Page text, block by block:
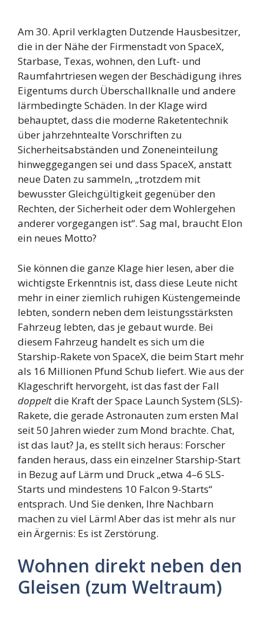
Am 30. April verklagten Dutzende Hausbesitzer,
die in der Nähe der Firmenstadt von SpaceX,
Starbase, Texas, wohnen, den Luft- und
Raumfahrtriesen wegen der Beschädigung ihres
Eigentums durch Überschallknalle und andere
lärmbedingte Schäden. In der Klage wird
behauptet, dass die moderne Raketentechnik
über jahrzehntealte Vorschriften zu
Sicherheitsabständen und Zoneneinteilung
hinweggegangen sei und dass SpaceX, anstatt
neue Daten zu sammeln, „trotzdem mit
bewusster Gleichgültigkeit gegenüber den
Rechten, der Sicherheit oder dem Wohlergehen
anderer vorgegangen ist“. Sag mal, braucht Elon
ein neues Motto?
Sie können die ganze Klage hier lesen, aber die
wichtigste Erkenntnis ist, dass diese Leute nicht
mehr in einer ziemlich ruhigen Küstengemeinde
lebten, sondern neben dem leistungsstärksten
Fahrzeug lebten, das je gebaut wurde. Bei
diesem Fahrzeug handelt es sich um die
Starship-Rakete von SpaceX, die beim Start mehr
als 16 Millionen Pfund Schub liefert. Wie aus der
Klageschrift hervorgeht, ist das fast der Fall
doppeltdie Kraft der Space Launch System (SLS)-
Rakete, die gerade Astronauten zum ersten Mal
seit 50 Jahren wieder zum Mond brachte. Chat,
ist das laut? Ja, es stellt sich heraus: Forscher
fanden heraus, dass ein einzelner Starship-Start
in Bezug auf Lärm und Druck „etwa 4–6 SLS-
Starts und mindestens 10 Falcon 9-Starts“
entsprach. Und Sie denken, Ihre Nachbarn
machen zu viel Lärm! Aber das ist mehr als nur
ein Ärgernis: Es ist Zerstörung.
Wohnen direkt neben den
Gleisen (zum Weltraum)